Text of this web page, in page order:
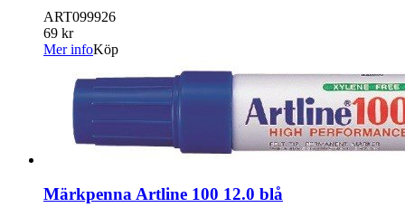
ART099926
69 kr
Mer infoKöp
Märkpenna Artline 100 12.0 blå